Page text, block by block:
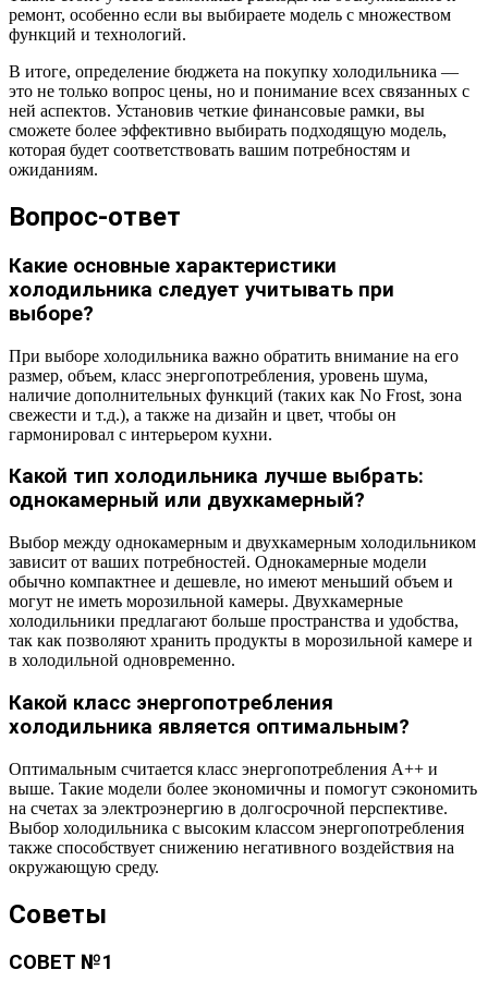
ремонт, особенно если вы выбираете модель с множеством
функций и технологий.
В итоге, определение бюджета на покупку холодильника —
это не только вопрос цены, но и понимание всех связанных с
ней аспектов. Установив четкие финансовые рамки, вы
сможете более эффективно выбирать подходящую модель,
которая будет соответствовать вашим потребностям и
ожиданиям.
Вопрос-ответ
Какие основные характеристики
холодильника следует учитывать при
выборе?
При выборе холодильника важно обратить внимание на его
размер, объем, класс энергопотребления, уровень шума,
наличие дополнительных функций (таких как No Frost, зона
свежести и т.д.), а также на дизайн и цвет, чтобы он
гармонировал с интерьером кухни.
Какой тип холодильника лучше выбрать:
однокамерный или двухкамерный?
Выбор между однокамерным и двухкамерным холодильником
зависит от ваших потребностей. Однокамерные модели
обычно компактнее и дешевле, но имеют меньший объем и
могут не иметь морозильной камеры. Двухкамерные
холодильники предлагают больше пространства и удобства,
так как позволяют хранить продукты в морозильной камере и
в холодильной одновременно.
Какой класс энергопотребления
холодильника является оптимальным?
Оптимальным считается класс энергопотребления A++ и
выше. Такие модели более экономичны и помогут сэкономить
на счетах за электроэнергию в долгосрочной перспективе.
Выбор холодильника с высоким классом энергопотребления
также способствует снижению негативного воздействия на
окружающую среду.
Советы
СОВЕТ №1